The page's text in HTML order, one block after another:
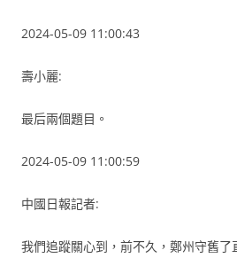
2024-05-09 11:00:43
壽小麗:
最后兩個題目。
2024-05-09 11:00:59
中國日報記者:
我們追蹤關心到，前不久，鄭州守舊